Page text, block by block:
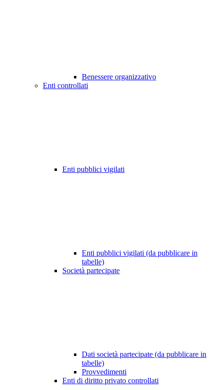
Benessere organizzativo
Enti controllati
Enti pubblici vigilati
Enti pubblici vigilati (da pubblicare in
tabelle)
Società partecipate
Dati società partecipate (da pubblicare in
tabelle)
Provvedimenti
Enti di diritto privato controllati